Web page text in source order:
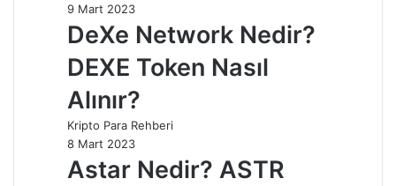
9 Mart 2023
DeXe Network Nedir?
DEXE Token Nasıl
Alınır?
Kripto Para Rehberi
8 Mart 2023
Astar Nedir? ASTR